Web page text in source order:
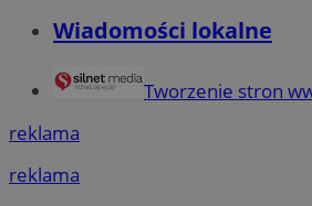
Wiadomości lokalne
Tworzenie stron
reklama
reklama